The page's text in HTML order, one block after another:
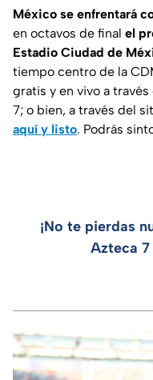
México se enfrentará
en octavos de final el
Estadio Ciudad de
tiempo centro de la
gratis y en vivo a
7; o bien, a través del
aquí y listo. Podrás
¡No te pierdas
Azteca 7